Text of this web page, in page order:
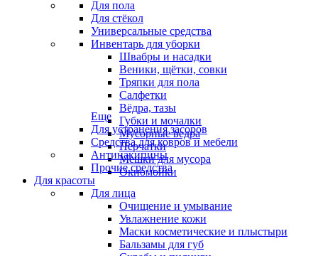
Для пола
Для стёкол
Универсальные средства
Инвентарь для уборки
Швабры и насадки
Веники, щётки, совки
Тряпки для пола
Салфетки
Вёдра, тазы
Губки и мочалки
Мусорные ведра
Перчатки
Мешки для мусора
Окномойки
Еще
Для устранения засоров
Средства для ковров и мебели
Антинакипины
Прочие средства
Для красоты
Для лица
Очищение и умывание
Увлажнение кожи
Маски косметические и плыстыри
Бальзамы для губ